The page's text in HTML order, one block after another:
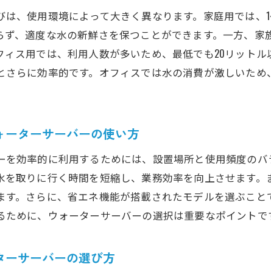
、使用環境によって大きく異なります。家庭用では
、適度な水の新鮮さを保つことができます。一方、
ス用では、利用人数が多いため、最低でも20リット
らに効率的です。オフィスでは水の消費が激しいた
ターサーバーの使い方
効率的に利用するためには、設置場所と使用頻度の
取りに行く時間を短縮し、業務効率を向上させます
。さらに、省エネ機能が搭載されたモデルを選ぶこ
めに、ウォーターサーバーの選択は重要なポイントで
サーバーの選び方